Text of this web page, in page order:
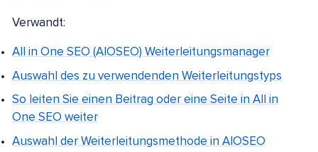
Verwandt:
All in One SEO (AIOSEO) Weiterleitungsmanager
Auswahl des zu verwendenden Weiterleitungstyps
So leiten Sie einen Beitrag oder eine Seite in All in
One SEO weiter
Auswahl der Weiterleitungsmethode in AIOSEO